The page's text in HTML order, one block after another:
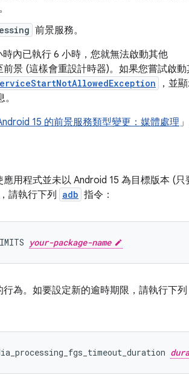
前景服務。
內已執行 6 小時，您就無法啟動其他
景 (這樣會重設計時器)。如果您嘗試啟動
，並
15 的前景服務類型變更：媒體處理」
用程式並未以 Android 15 為目標版本 (只
請執行下列
adb 指令：
your-package-name
為。如要設定新的逾時期限，請執行下列